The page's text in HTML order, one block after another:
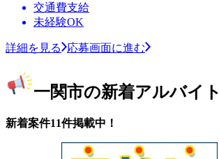
交通費支給
未経験OK
詳細を見る 応募画面に進む
一関市の新着アルバイト
新着案件11件掲載中！